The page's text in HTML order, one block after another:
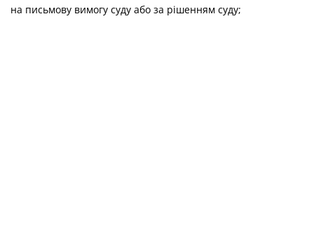
на письмову вимогу суду або за рішенням суду;